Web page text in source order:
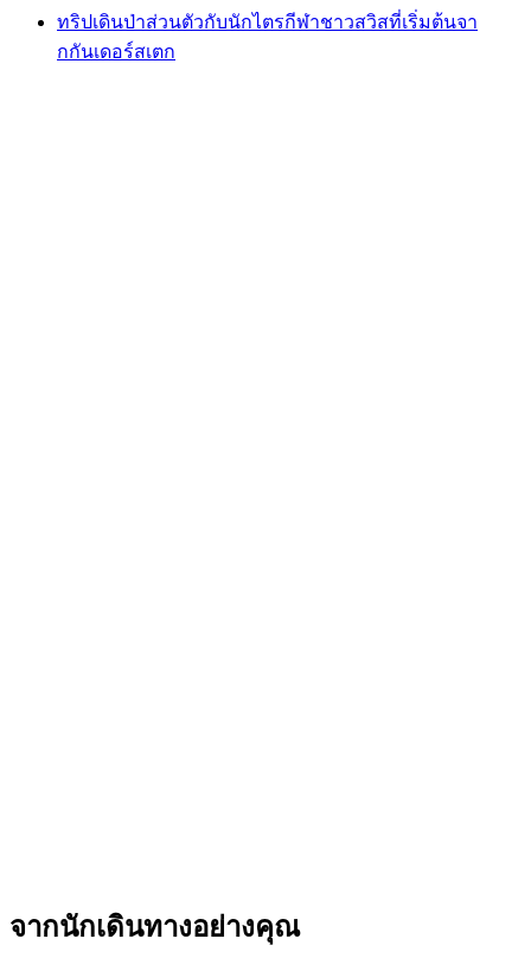
ทริปเดินป่าส่วนตัวกับนักไตรกีฬาชาวสวิสที่เริ่มต้นจา
กกันเดอร์สเตก
จากนักเดินทางอย่างคุณ